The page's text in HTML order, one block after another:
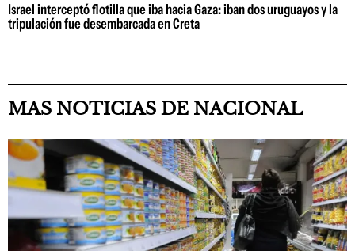
Israel interceptó flotilla que iba hacia Gaza: iban dos uruguayos y la
tripulación fue desembarcada en Creta
MAS NOTICIAS DE NACIONAL